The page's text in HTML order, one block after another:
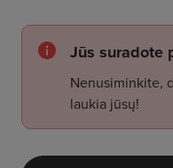
Jūs suradote
Nenusiminkite,
laukia jūsų!